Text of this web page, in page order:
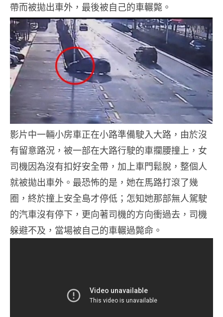
帶而被拋出車外，最後被自己的車輾斃。
影片中一輛小房車正在小路準備駛入大路，由於沒
有留意路況，被一部在大路行駛的車攔腰撞上，女
司機因為沒有扣好安全帶，加上車門鬆脫，整個人
就被拋出車外。最恐怖的是，她在馬路打滾了幾
圈，終於撞上安全島才停低；怎知她那部無人駕駛
的汽車沒有停下，更向著司機的方向衝過去，司機
躲避不及，當場被自己的車輾過斃命。